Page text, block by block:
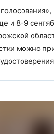
и 8-9
можно